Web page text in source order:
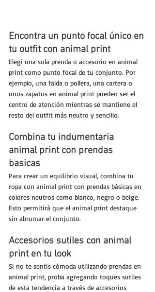
Encontra un punto focal único en
tu outfit con animal print
Elegi una sola prenda o accesorio en animal
print como punto focal de tu conjunto. Por
ejemplo, una falda o pollera, una cartera o
unos zapatos en animal print pueden ser el
centro de atención mientras se mantiene el
resto del outfit más neutro y sencillo.
Combina tu indumentaria
animal print con prendas
basicas
Para crear un equilibrio visual, combina tu
ropa con animal print con prendas básicas en
colores neutros como blanco, negro o beige.
Esto permitirá que el animal print destaque
sin abrumar el conjunto.
Accesorios sutiles con animal
print en tu look
Si no te sentis cómoda utilizando prendas en
animal print, proba agregando toques sutiles
de esta tendencia a través de accesorios